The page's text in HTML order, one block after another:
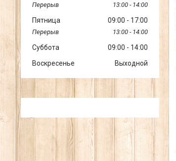
13:00 14:00
Пятница 09:00 17:00
13:00 14:00
Суббота 09:00
14:00
Воскресенье
Выходной